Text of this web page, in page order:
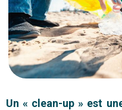
Un « clean-up » est